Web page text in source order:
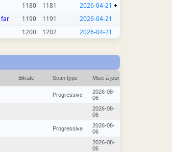
1180 1181 2026-04-21 +
far 1190 1191
2026-04-21
1200 1202 2026-04-21
Bitrate Scan type Mise à jour
Progressive
2026-08-
06
2026-08-
06
Progressive
2026-08-
06
2026-08-
06